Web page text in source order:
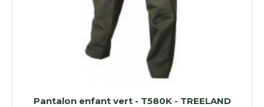
Pantalon enfant vert - T580K - TREELAND